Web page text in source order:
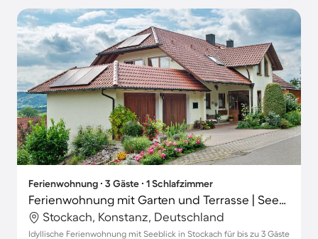
Ferienwohnung ∙ 3 Gäste ∙ 1 Schlafzimmer
Ferienwohnung mit Garten und Terrasse | Seeblick
Stockach, Konstanz, Deutschland
Idyllische Ferienwohnung mit Seeblick in Stockach für bis zu 3 Gäste